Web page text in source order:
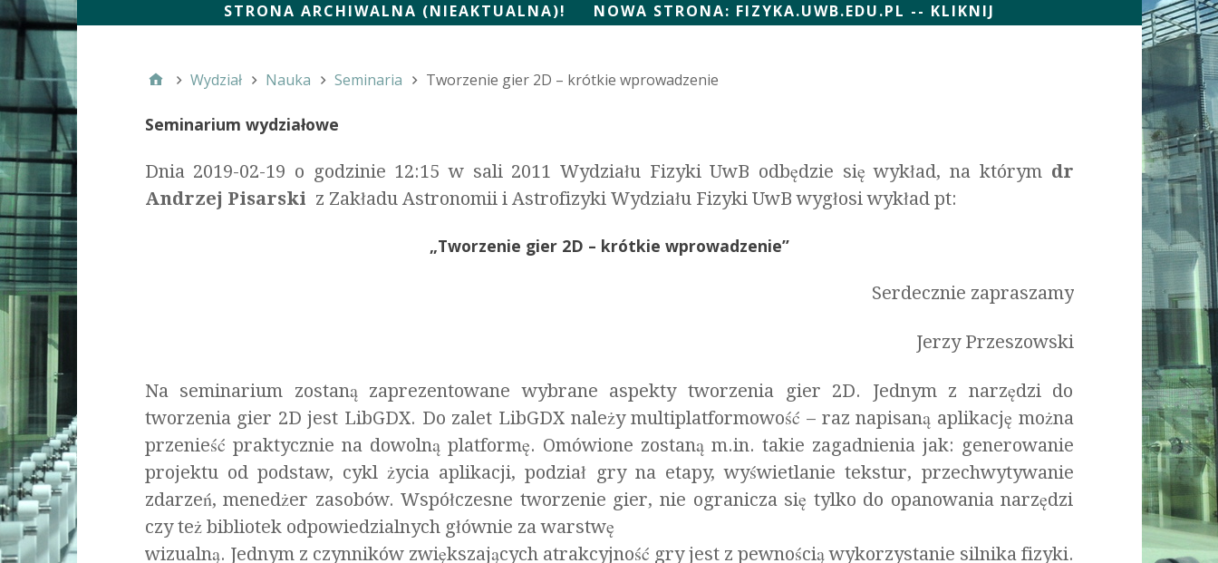
STRONA ARCHIWALNA (NIEAKTUALNA)! NOWA STRONA: FIZYKA.UWB.EDU.PL -- KLIKNIJ
Wydział Nauka Seminaria Tworzenie gier 2D – krótkie wprowadzenie
Seminarium wydziałowe
Dnia 2019-02-19 o godzinie 12:15 w sali 2011 Wydziału Fizyki UwB odbędzie się wykład, na którym dr
Andrzej Pisarski z Zakładu Astronomii i Astrofizyki Wydziału Fizyki UwB wygłosi wykład pt:
„Tworzenie gier 2D – krótkie wprowadzenie”
Serdecznie zapraszamy
Jerzy Przeszowski
Na seminarium zostaną zaprezentowane wybrane aspekty tworzenia gier 2D. Jednym z narzędzi do
tworzenia gier 2D jest LibGDX. Do zalet LibGDX należy multiplatformowość – raz napisaną aplikację można
przenieść praktycznie na dowolną platformę. Omówione zostaną m.in. takie zagadnienia jak: generowanie
projektu od podstaw, cykl życia aplikacji, podział gry na etapy, wyświetlanie tekstur, przechwytywanie
zdarzeń, menedżer zasobów. Współczesne tworzenie gier, nie ogranicza się tylko do opanowania narzędzi
czy też bibliotek odpowiedzialnych głównie za warstwę
wizualną. Jednym z czynników zwiększających atrakcyjność gry jest z pewnością wykorzystanie silnika fizyki.